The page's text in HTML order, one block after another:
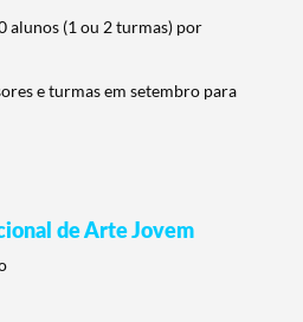
alunos (1 ou 2 turmas) por
e turmas em setembro para
de Arte Jovem